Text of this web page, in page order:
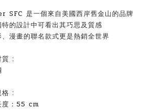
SFC 是一個來自美國西岸舊金山的品牌
的設計中可看出其巧思及質感
漫畫的聯名款式更是熱銷全世界
質 :
格 :
度：55 cm